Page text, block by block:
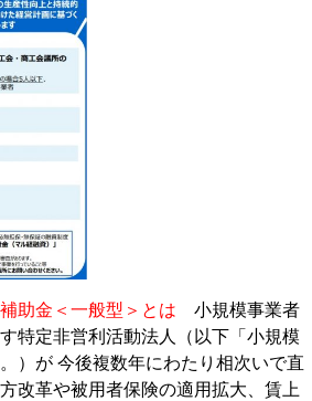
助金＜一般型＞とは 小規模事業者
特定非営利活動法人（以下「小規模
）が 今後複数年にわたり相次いで直
改革や被用者保険の適用拡大、賃上